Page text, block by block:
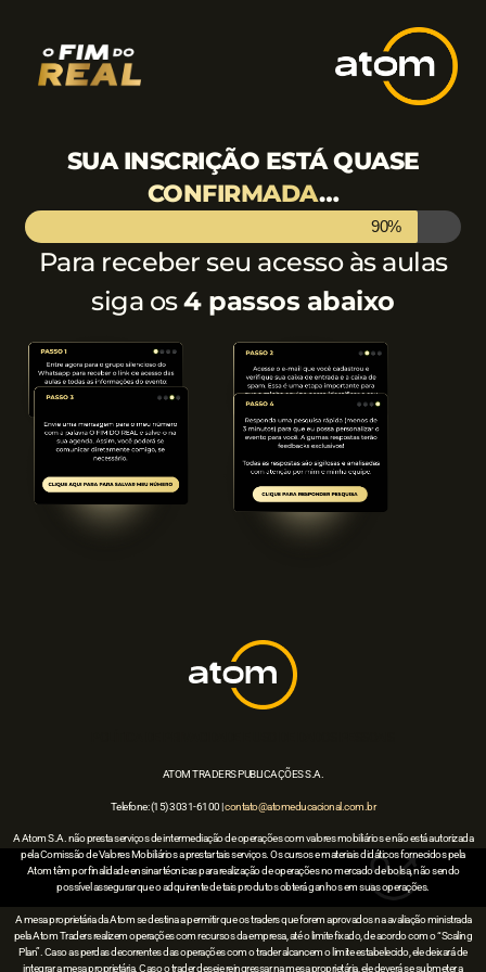
SUA INSCRIÇÃO ESTÁ QUASE
CONFIRMADA…
90%
Para receber seu acesso às aulas
siga os4 passos abaixo
ATOM TRADERS PUBLICAÇÕES S.A.
Telefone: (15) 3031-6100 |contato@atomeducacional.com.br
A Atom S.A. não presta serviços de intermediação de operações com valores mobiliários e não está autorizada
pela Comissão de Valores Mobiliários a prestar tais serviços. Os cursos e materiais didáticos fornecidos pela
Atom têm por finalidade ensinar técnicas para realização de operações no mercado de bolsa, não sendo
possível assegurar que o adquirente de tais produtos obterá ganhos em suas operações.
A mesa proprietária da Atom se destina a permitir que os traders que forem aprovados na avaliação ministrada
pela Atom Traders realizem operações com recursos da empresa, até o limite fixado, de acordo com o “Scaling
Plan”. Caso as perdas decorrentes das operações com o trader alcancem o limite estabelecido, ele deixará de
integrar a mesa proprietária. Caso o trader deseje reingressar na mesa proprietária, ele deverá se submeter a